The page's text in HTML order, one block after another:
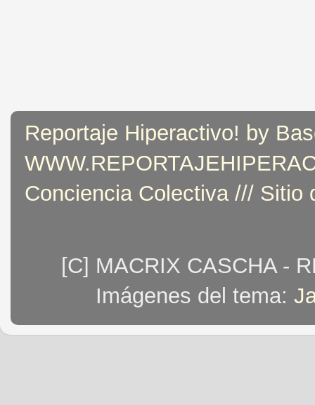
Reportaje Hiperactivo! by
Conciencia Colectiva /// Sitio
[C] MACRIX CASCHA -
Imágenes del tema: